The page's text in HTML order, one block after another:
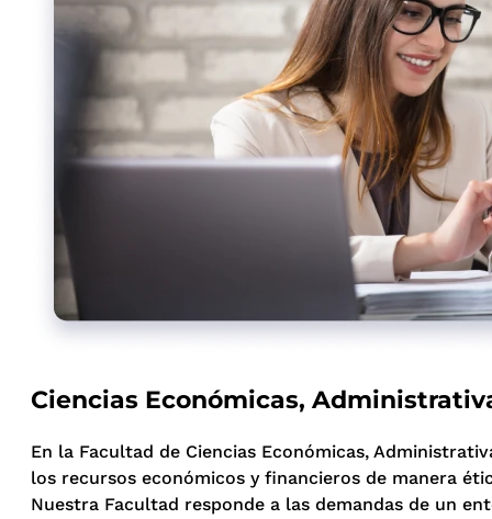
Ciencias Económicas,
En la Facultad de Ciencias Económicas,
los recursos económicos y financieros de manera
Nuestra Facultad responde a las demandas de un